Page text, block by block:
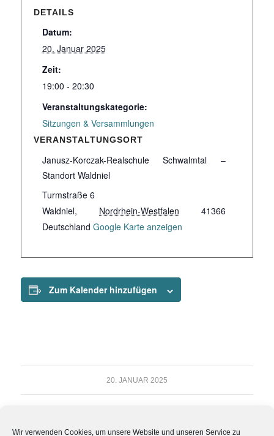
Wir verwenden Cookies, um unsere Website und unseren Service zu
DETAILS
Datum:
20. Januar 2025
Zeit:
19:00 - 20:30
Veranstaltungskategorie:
Sitzungen & Versammlungen
VERANSTALTUNGSORT
Janusz-Korczak-Realschule Schwalmtal –
Standort Waldniel
Turmstraße 6
Waldniel, Nordrhein-Westfalen
41366
Deutschland Google Karte anzeigen
Zum Kalender hinzufügen
20. JANUAR 2025